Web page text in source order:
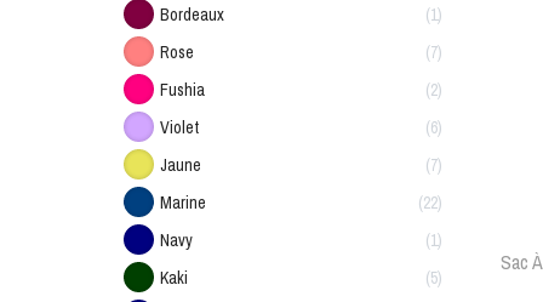
Bordeaux
1
Rose
7
Fushia
2
Violet
6
Jaune
7
Marine
22
Navy
1
Kaki
5
Sac